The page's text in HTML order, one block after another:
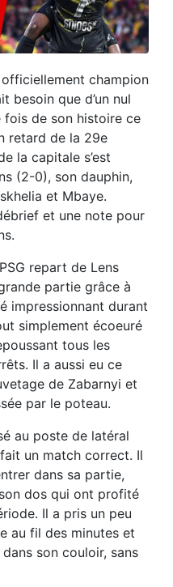
champion
besoin que d’un nul
fois de son histoire ce
retard de la 29e
la capitale s’est
(2-0), son dauphin,
et Mbaye.
et une note pour
repart de Lens
partie grâce à
impressionnant durant
simplement écoeuré
tous les
Il a aussi eu ce
de Zabarnyi et
par le poteau.
au poste de latéral
un match correct. Il
dans sa partie,
dos qui ont profité
Il a pris un peu
au fil des minutes et
son couloir, sans